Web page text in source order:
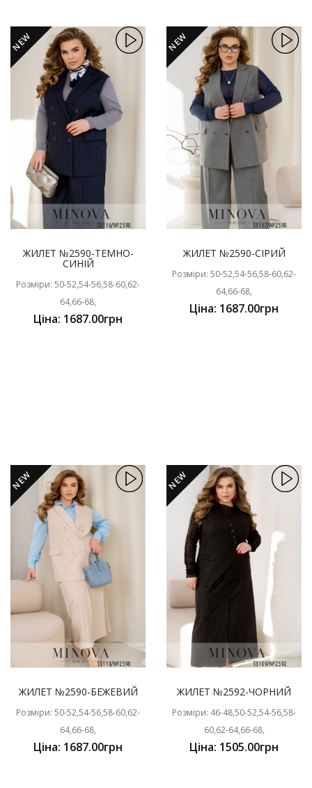
NEW
ЖИЛЕТ №2590-ТЕМНО-
СИНІЙ
Розміри: 50-52,54-56,58-60,62-
64,66-68,
Ціна: 1687.00грн
NEW
ЖИЛЕТ №2590-СІРИЙ
Розміри: 50-52,54-56,58-60,62-
64,66-68,
Ціна: 1687.00грн
NEW
ЖИЛЕТ №2590-БЕЖЕВИЙ
Розміри: 50-52,54-56,58-60,62-
64,66-68,
Ціна: 1687.00грн
NEW
ЖИЛЕТ №2592-ЧОРНИЙ
Розміри: 46-48,50-52,54-56,58-
60,62-64,66-68,
Ціна: 1505.00грн